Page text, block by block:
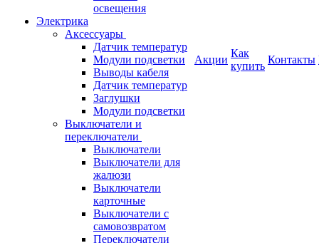
освещения
Электрика
Аксессуары
Датчик температур
Модули подсветки
Выводы кабеля
Датчик температур
Заглушки
Модули подсветки
Выключатели и
переключатели
Выключатели
Выключатели для
жалюзи
Выключатели
карточные
Выключатели с
самовозвратом
Переключатели
Акции
Как
купить
Контакты